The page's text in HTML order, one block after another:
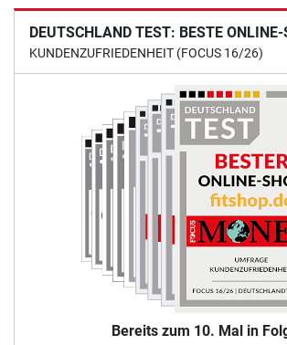
DEUTSCHLAND TEST: BESTE ONLINE-
KUNDENZUFRIEDENHEIT (FOCUS 16/26)
Bereits zum 10. Mal in